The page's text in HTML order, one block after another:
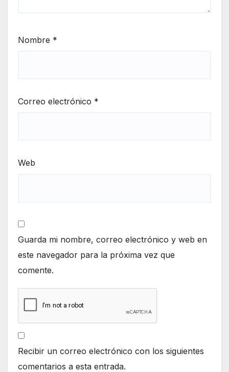
Nombre *
Correo electrónico *
Web
Guarda mi nombre, correo electrónico y web en
este navegador para la próxima vez que
comente.
Recibir un correo electrónico con los siguientes
comentarios a esta entrada.